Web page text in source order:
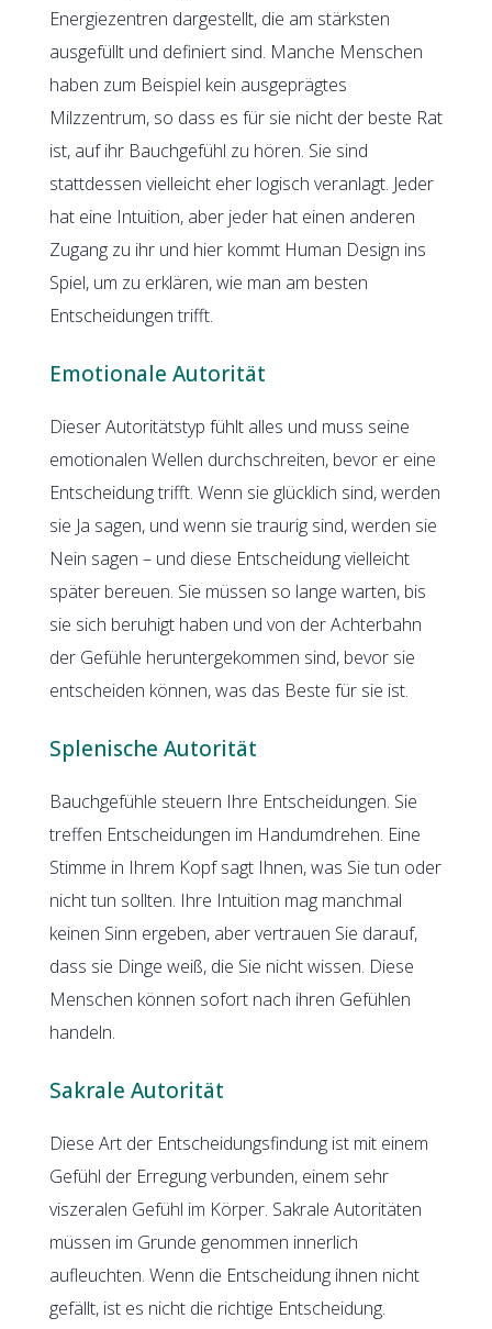
Energiezentren dargestellt, die am stärksten
ausgefüllt und definiert sind. Manche Menschen
haben zum Beispiel kein ausgeprägtes
Milzzentrum, so dass es für sie nicht der beste Rat
ist, auf ihr Bauchgefühl zu hören. Sie sind
stattdessen vielleicht eher logisch veranlagt. Jeder
hat eine Intuition, aber jeder hat einen anderen
Zugang zu ihr und hier kommt Human Design ins
Spiel, um zu erklären, wie man am besten
Entscheidungen trifft.
Emotionale Autorität
Dieser Autoritätstyp fühlt alles und muss seine
emotionalen Wellen durchschreiten, bevor er eine
Entscheidung trifft. Wenn sie glücklich sind, werden
sie Ja sagen, und wenn sie traurig sind, werden sie
Nein sagen – und diese Entscheidung vielleicht
später bereuen. Sie müssen so lange warten, bis
sie sich beruhigt haben und von der Achterbahn
der Gefühle heruntergekommen sind, bevor sie
entscheiden können, was das Beste für sie ist.
Splenische Autorität
Bauchgefühle steuern Ihre Entscheidungen. Sie
treffen Entscheidungen im Handumdrehen. Eine
Stimme in Ihrem Kopf sagt Ihnen, was Sie tun oder
nicht tun sollten. Ihre Intuition mag manchmal
keinen Sinn ergeben, aber vertrauen Sie darauf,
dass sie Dinge weiß, die Sie nicht wissen. Diese
Menschen können sofort nach ihren Gefühlen
handeln.
Sakrale Autorität
Diese Art der Entscheidungsfindung ist mit einem
Gefühl der Erregung verbunden, einem sehr
viszeralen Gefühl im Körper. Sakrale Autoritäten
müssen im Grunde genommen innerlich
aufleuchten. Wenn die Entscheidung ihnen nicht
gefällt, ist es nicht die richtige Entscheidung.